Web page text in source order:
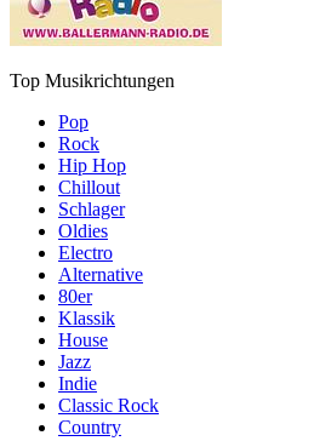
Top Musikrichtungen
Pop
Rock
Hip Hop
Chillout
Schlager
Oldies
Electro
Alternative
80er
Klassik
House
Jazz
Indie
Classic Rock
Country